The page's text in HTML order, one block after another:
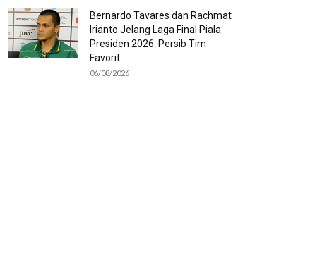
Bernardo Tavares dan Rachmat
Irianto Jelang Laga Final Piala
Presiden 2026: Persib Tim
Favorit
06/08/2026